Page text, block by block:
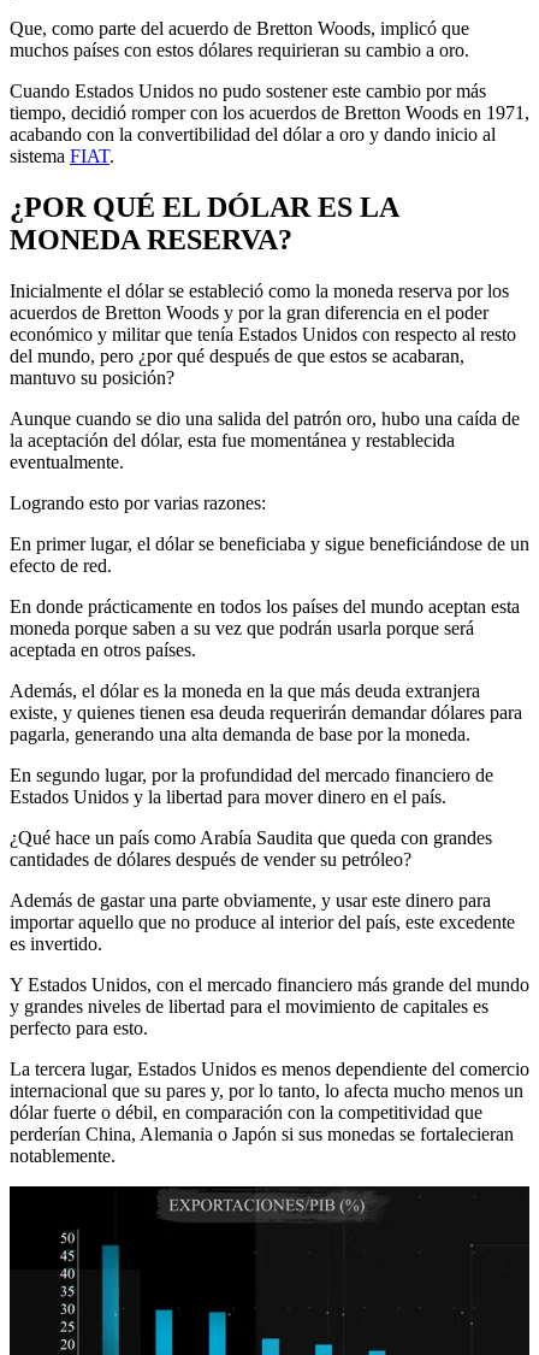
Que, como parte del acuerdo de Bretton Woods, implicó que
muchos países con estos dólares requirieran su cambio a oro.
Cuando Estados Unidos no pudo sostener este cambio por más
tiempo, decidió romper con los acuerdos de Bretton Woods en 1971,
acabando con la convertibilidad del dólar a oro y dando inicio al
sistema FIAT.
¿POR QUÉ EL DÓLAR ES LA
MONEDA RESERVA?
Inicialmente el dólar se estableció como la moneda reserva por los
acuerdos de Bretton Woods y por la gran diferencia en el poder
económico y militar que tenía Estados Unidos con respecto al resto
del mundo, pero ¿por qué después de que estos se acabaran,
mantuvo su posición?
Aunque cuando se dio una salida del patrón oro, hubo una caída de
la aceptación del dólar, esta fue momentánea y restablecida
eventualmente.
Logrando esto por varias razones:
En primer lugar, el dólar se beneficiaba y sigue beneficiándose de un
efecto de red.
En donde prácticamente en todos los países del mundo aceptan esta
moneda porque saben a su vez que podrán usarla porque será
aceptada en otros países.
Además, el dólar es la moneda en la que más deuda extranjera
existe, y quienes tienen esa deuda requerirán demandar dólares para
pagarla, generando una alta demanda de base por la moneda.
En segundo lugar, por la profundidad del mercado financiero de
Estados Unidos y la libertad para mover dinero en el país.
¿Qué hace un país como Arabía Saudita que queda con grandes
cantidades de dólares después de vender su petróleo?
Además de gastar una parte obviamente, y usar este dinero para
importar aquello que no produce al interior del país, este excedente
es invertido.
Y Estados Unidos, con el mercado financiero más grande del mundo
y grandes niveles de libertad para el movimiento de capitales es
perfecto para esto.
La tercera lugar, Estados Unidos es menos dependiente del comercio
internacional que su pares y, por lo tanto, lo afecta mucho menos un
dólar fuerte o débil, en comparación con la competitividad que
perderían China, Alemania o Japón si sus monedas se fortalecieran
notablemente.